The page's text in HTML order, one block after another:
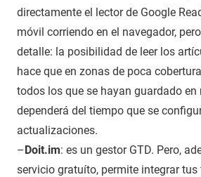
directamente el lector de Google
móvil corriendo en el navegador,
detalle: la posibilidad de leer los
hace que en zonas de poca
todos los que se hayan guardado en
dependerá del tiempo que se
actualizaciones.
–Doit.im: es un gestor GTD. Pero,
servicio gratuíto, permite integrar tus